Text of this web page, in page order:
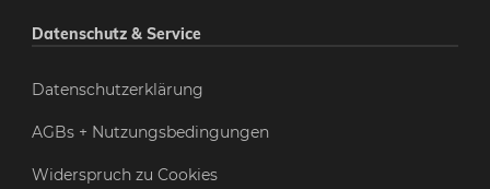
Datenschutz & Service
Datenschutzerklärung
AGBs + Nutzungsbedingungen
Widerspruch zu Cookies